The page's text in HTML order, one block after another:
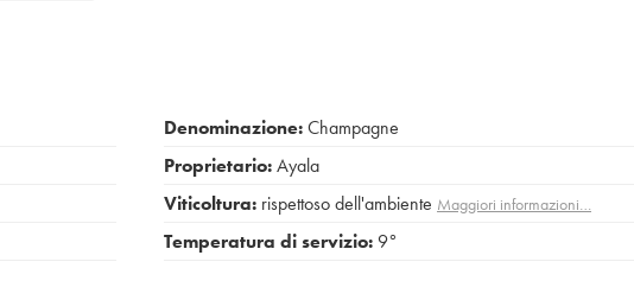
Denominazione:Champagne
Proprietario:Ayala
Viticoltura: rispettoso dell'ambiente Maggiori informazioni…
Temperatura di servizio: 9°